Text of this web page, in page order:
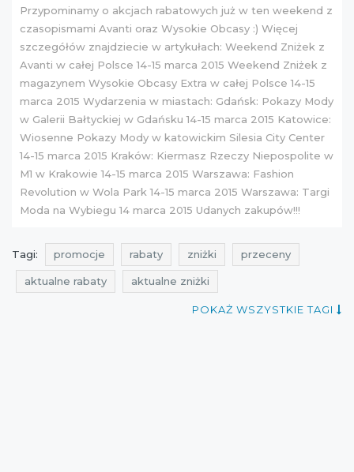
Przypominamy o akcjach rabatowych już w ten weekend z
czasopismami Avanti oraz Wysokie Obcasy :) Więcej
szczegółów znajdziecie w artykułach: Weekend Zniżek z
Avanti w całej Polsce 14-15 marca 2015 Weekend Zniżek z
magazynem Wysokie Obcasy Extra w całej Polsce 14-15
marca 2015 Wydarzenia w miastach: Gdańsk: Pokazy Mody
w Galerii Bałtyckiej w Gdańsku 14-15 marca 2015 Katowice:
Wiosenne Pokazy Mody w katowickim Silesia City Center
14-15 marca 2015 Kraków: Kiermasz Rzeczy Niepospolite w
M1 w Krakowie 14-15 marca 2015 Warszawa: Fashion
Revolution w Wola Park 14-15 marca 2015 Warszawa: Targi
Moda na Wybiegu 14 marca 2015 Udanych zakupów!!!
Tagi: promocje rabaty zniżki przeceny
aktualne rabaty aktualne zniżki
weekend zniżek
POKAŻ WSZYSTKIE TAGI